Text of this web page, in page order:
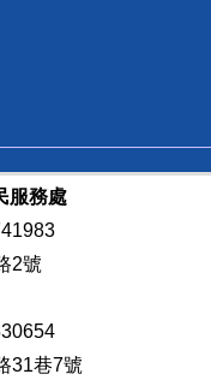
服務處
2號
31巷7號